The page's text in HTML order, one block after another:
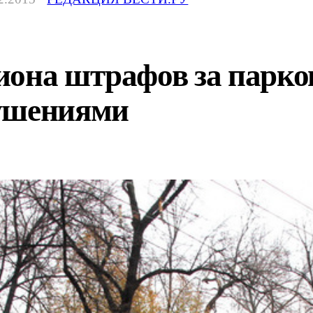
штрафов за